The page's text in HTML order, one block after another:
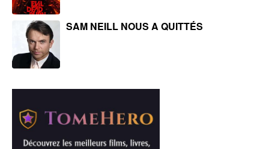
SAM NEILL NOUS A QUITTÉS